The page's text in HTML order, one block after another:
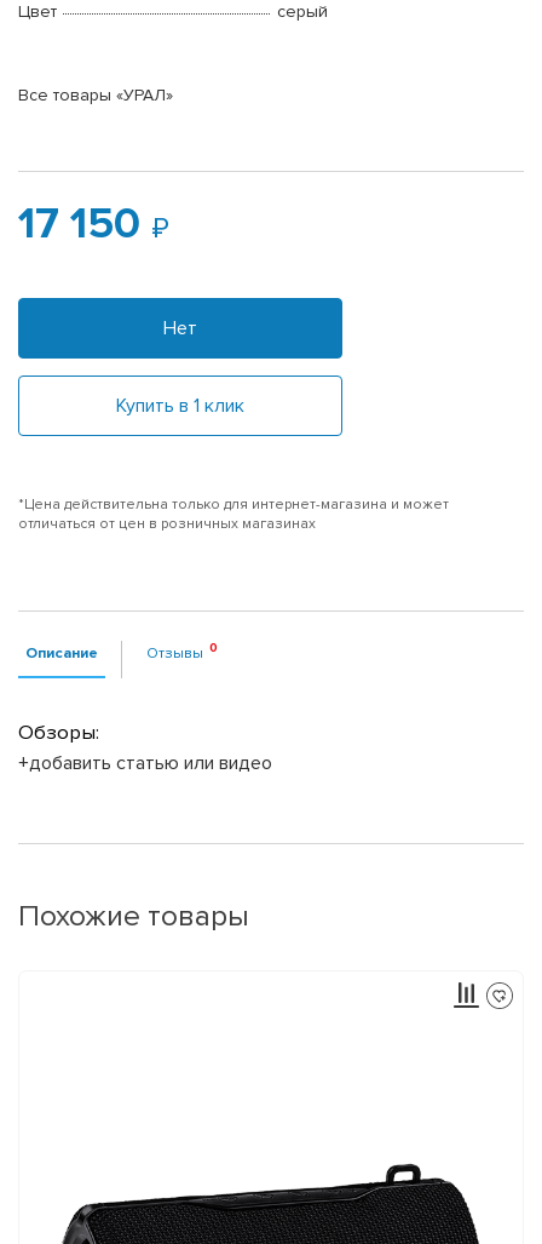
Цвет
серый
Все товары «УРАЛ»
17 150
Нет
Купить в 1 клик
*Цена действительна только для интернет-магазина и может
отличаться от цен в розничных магазинах
Описание Отзывы
Обзоры:
+добавить статью или видео
Похожие товары